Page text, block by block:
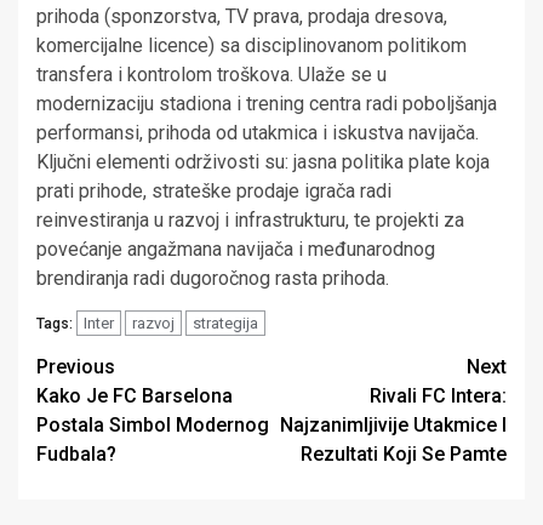
prihoda (sponzorstva, TV prava, prodaja dresova,
komercijalne licence) sa disciplinovanom politikom
transfera i kontrolom troškova. Ulaže se u
modernizaciju stadiona i trening centra radi poboljšanja
performansi, prihoda od utakmica i iskustva navijača.
Ključni elementi održivosti su: jasna politika plate koja
prati prihode, strateške prodaje igrača radi
reinvestiranja u razvoj i infrastrukturu, te projekti za
povećanje angažmana navijača i međunarodnog
brendiranja radi dugoročnog rasta prihoda.
Tags: Inter razvoj strategija
Post
navigation
Previous
Kako Je FC Barselona
Postala Simbol Modernog
Fudbala?
Next
Rivali FC Intera:
Najzanimljivije Utakmice I
Rezultati Koji Se Pamte